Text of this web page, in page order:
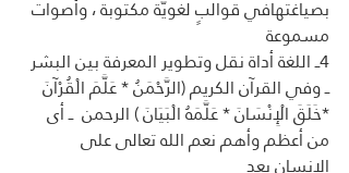
بصياغتهافي قوالبٍ لغويّة مكتوبة ، وأصوات
مسموعة
4ــ اللغة أداة نقل وتطوير المعرفة بين البشر
ــ وفي القرآن الكريم (الرَّحْمَنُ * عَلَّمَ الْقُرْآنَ
*خَلَقَ الْإِنْسَانَ * عَلَّمَهُ الْبَيَانَ ) الرحمن  ــ أى
من أعظم وأهم نعم الله تعالى على
الإنسان بعد